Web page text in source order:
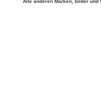
Alle anderen Marken, bilder und